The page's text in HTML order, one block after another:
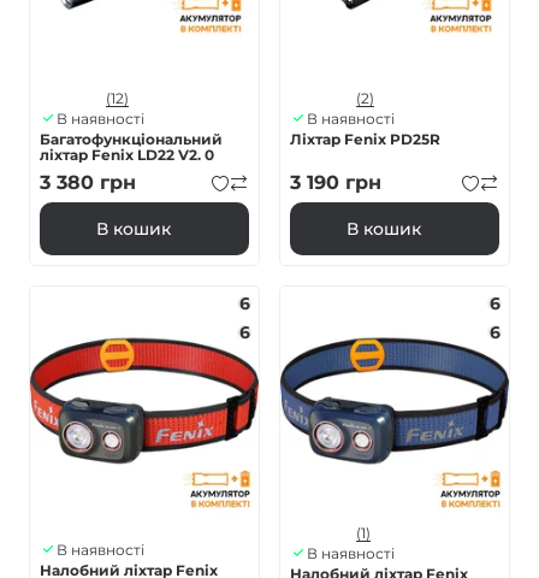
(12)
В наявності
Багатофункціональний
ліхтар Fenix LD22 V2. 0
3 380 грн
В кошик
(2)
В наявності
Ліхтар Fenix PD25R
3 190 грн
В кошик
6
6
В наявності
Налобний ліхтар Fenix
6
6
(1)
В наявності
Налобний ліхтар Fenix